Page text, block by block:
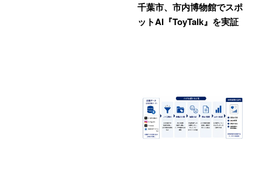
千葉市、市内博物館でスポ
ットAI『ToyTalk』を実証